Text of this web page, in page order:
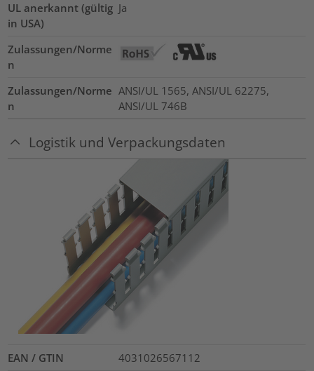
UL anerkannt (gültig
in USA)
Ja
Zulassungen/Norme
n
Zulassungen/Norme
n
ANSI/UL 1565, ANSI/UL 62275,
ANSI/UL 746B
Logistik und Verpackungsdaten
EAN / GTIN
4031026567112